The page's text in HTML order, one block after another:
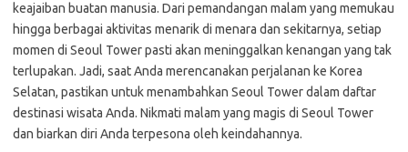
keajaiban buatan manusia. Dari pemandangan malam yang memukau
hingga berbagai aktivitas menarik di menara dan sekitarnya, setiap
momen di Seoul Tower pasti akan meninggalkan kenangan yang tak
terlupakan. Jadi, saat Anda merencanakan perjalanan ke Korea
Selatan, pastikan untuk menambahkan Seoul Tower dalam daftar
destinasi wisata Anda. Nikmati malam yang magis di Seoul Tower
dan biarkan diri Anda terpesona oleh keindahannya.